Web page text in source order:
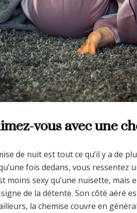
vous avec une
de nuit est tout ce qu’il y a de
fois dedans, vous ressentez
moins sexy qu’une nuisette,
de la détente. Son côté aéré
la chemise couvre en